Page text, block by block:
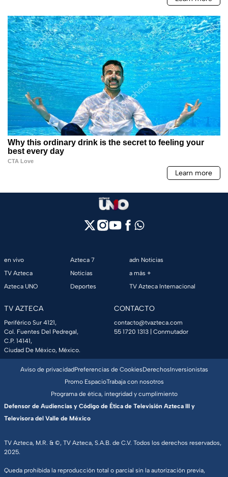
en vivo
TV Azteca
Azteca UNO
Azteca 7
Noticias
Deportes
adn Noticias
a más +
TV Azteca Internacional
TV AZTECA
Periférico Sur 4121,
Col. Fuentes Del Pedregal,
C.P. 14141,
Ciudad De México, México.
CONTACTO
contacto@tvazteca.com
55 1720 1313 | Conmutador
TV Azteca, M.R. & ©, TV Azteca, S.A.B. de C.V. Todos los derechos reservados,
2025.
Queda prohibida la reproducción total o parcial sin la autorización previa,
Aviso de privacidadPreferencias de CookiesDerechosInversionistas
Promo EspacioTrabaja con nosotros
Programa de ética, integridad y cumplimiento
Defensor de Audiencias y Código de Ética de Televisión Azteca III y
Televisora del Valle de México